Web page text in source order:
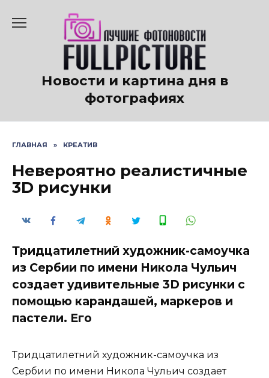
содержанию
Новости и картина дня в
фотографиях
ГЛАВНАЯ » КРЕАТИВ
Невероятно реалистичные
3D рисунки
Тридцатилетний художник-самоучка
из Сербии по имени Никола Чульич
создает удивительные 3D рисунки с
помощью карандашей, маркеров и
пастели. Его
Тридцатилетний художник-самоучка из
Сербии по имени Никола Чульич создает